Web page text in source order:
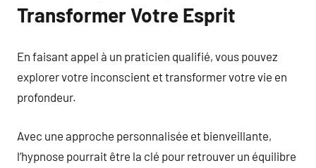
Transformer Votre Esprit
En faisant appel à un praticien qualifié, vous pouvez
explorer votre inconscient et transformer votre vie en
profondeur.
Avec une approche personnalisée et bienveillante,
l’hypnose pourrait être la clé pour retrouver un équilibre